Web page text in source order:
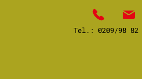
Tel.: 0209/98 82